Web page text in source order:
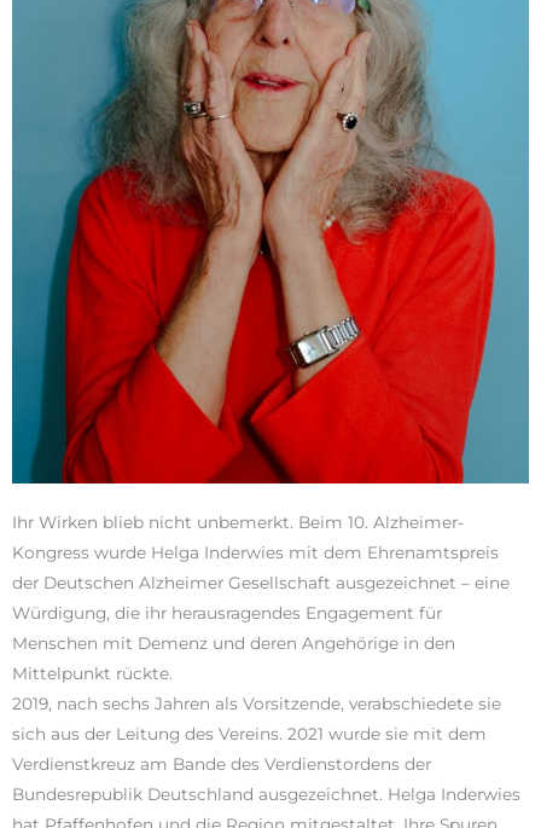
Ihr Wirken blieb nicht unbemerkt. Beim 10. Alzheimer-
Kongress wurde Helga Inderwies mit dem Ehrenamtspreis
der Deutschen Alzheimer Gesellschaft ausgezeichnet – eine
Würdigung, die ihr herausragendes Engagement für
Menschen mit Demenz und deren Angehörige in den
Mittelpunkt rückte.
2019, nach sechs Jahren als Vorsitzende, verabschiedete sie
sich aus der Leitung des Vereins. 2021 wurde sie mit dem
Verdienstkreuz am Bande des Verdienstordens der
Bundesrepublik Deutschland ausgezeichnet. Helga Inderwies